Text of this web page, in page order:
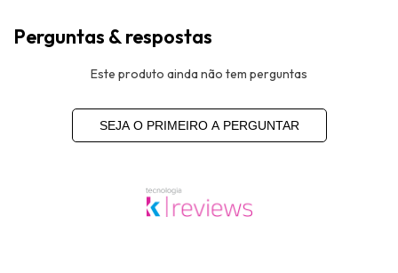
Perguntas & respostas
Este produto ainda não tem perguntas
SEJA O PRIMEIRO A PERGUNTAR